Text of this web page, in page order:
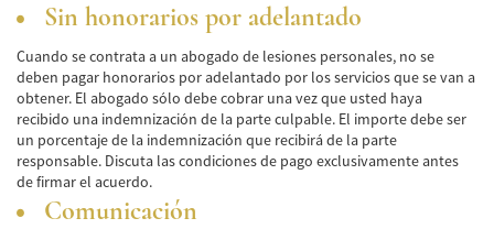
Common Injuries
Types of Compensation
Bus Accident
Bus Accident Statistics
Common Bus Accidents Causes
Sin honorarios por adelantado
Cuando se contrata a un abogado de lesiones personales, no se
deben pagar honorarios por adelantado por los servicios que se van a
obtener. El abogado sólo debe cobrar una vez que usted haya
recibido una indemnización de la parte culpable. El importe debe ser
un porcentaje de la indemnización que recibirá de la parte
responsable. Discuta las condiciones de pago exclusivamente antes
de firmar el acuerdo.
Comunicación